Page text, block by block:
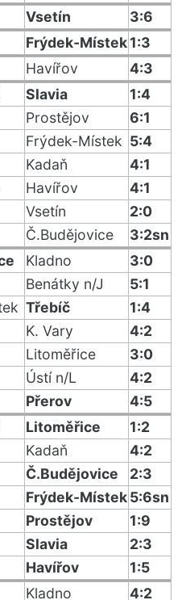
Vsetín
3:6
Frýdek-Místek1:3
Havířov
4:3
Slavia
1:4
Prostějov
6:1
Frýdek-Místek 5:4
Kadaň
4:1
Havířov
4:1
Vsetín
2:0
Č.Budějovice
3:2sn
Kladno
3:0
Benátky n/J
5:1
Třebíč
1:4
K. Vary
4:2
Litoměřice
3:0
Ústí n/L
4:2
Přerov
4:5
Litoměřice
1:2
Kadaň
4:2
Č.Budějovice
2:3
Frýdek-Místek5:6sn
Prostějov
1:9
Slavia
2:3
Havířov
1:5
Kladno 4:2